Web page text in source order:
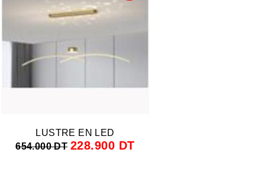
LUSTRE EN LED
654.000 DT 228.900 DT